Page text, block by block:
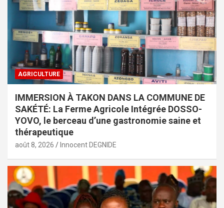
AGRICULTURE
IMMERSION À TAKON DANS LA COMMUNE DE
SAKÉTÉ: La Ferme Agricole Intégrée DOSSO-
YOVO, le berceau d’une gastronomie saine et
thérapeutique
août 8, 2026 Innocent DEGNIDE